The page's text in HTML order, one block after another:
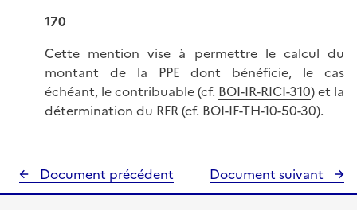
170
Cette mention vise à permettre le calcul du
montant de la PPE dont bénéficie, le cas
échéant, le contribuable (cf. BOI-IR-RICI-310) et la
détermination du RFR (cf. BOI-IF-TH-10-50-30).
Document précédent Document suivant